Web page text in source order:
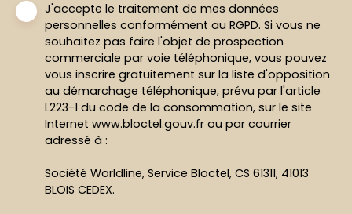
J'accepte le traitement de mes données
personnelles conformément au RGPD. Si vous ne
souhaitez pas faire l'objet de prospection
commerciale par voie téléphonique, vous pouvez
vous inscrire gratuitement sur la liste d'opposition
au démarchage téléphonique, prévu par l'article
L223-1 du code de la consommation, sur le site
Internet www.bloctel.gouv.fr ou par courrier
adressé à :
Société Worldline, Service Bloctel, CS 61311, 41013
BLOIS CEDEX.